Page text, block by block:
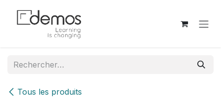
Tous les produits